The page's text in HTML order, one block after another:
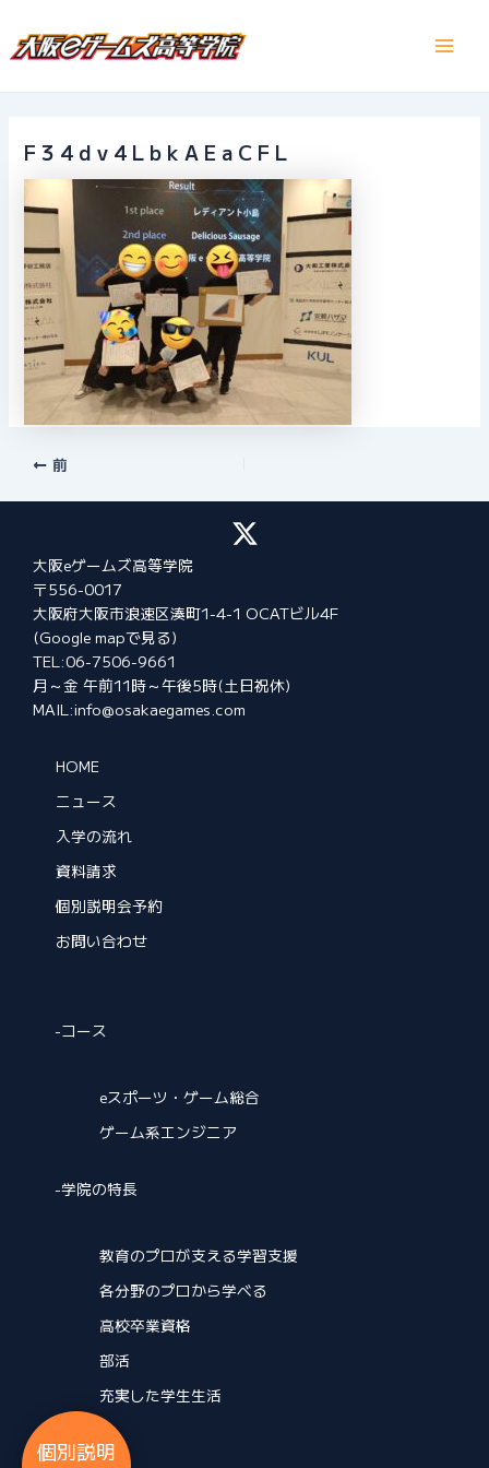
個別説明
を
F34dv4LbkAEaCFL
Post 前
大阪eゲームズ高等学院
〒556-0017
大阪府大阪市浪速区湊町1-4-1 OCATビル4F
(Google mapで見る)
TEL:06-7506-9661
月～金 午前11時～午後5時(土日祝休)
MAIL:info@osakaegames.com
HOME
ニュース
入学の流れ
資料請求
個別説明会予約
お問い合わせ
-コース
eスポーツ・ゲーム総合
ゲーム系エンジニア
-学院の特長
教育のプロが支える学習支援
各分野のプロから学べる
高校卒業資格
部活
充実した学生生活